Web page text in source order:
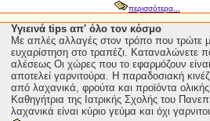
περισσότερα...
Υγιεινά tips απ' όλο τον κόσμο
Με απλές αλλαγές στον τρόπο που τρώτε
ευχαρίστηση στο τραπέζι. Καταναλώνετε
αλέσεως Οι χώρες που το εφαρμόζουν
αποτελεί γαρνιτούρα. Η παραδοσιακή
από λαχανικά, φρούτα και προϊόντα
Καθηγήτρια της Ιατρικής Σχολής του
λαχανικά είναι κύριο γεύμα και όχι